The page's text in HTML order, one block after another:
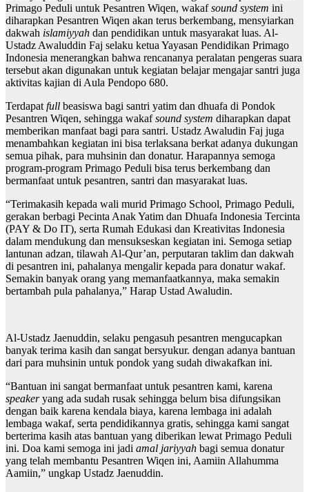
Primago Peduli untuk Pesantren Wiqen, wakafsound system ini
diharapkan Pesantren Wiqen akan terus berkembang, mensyiarkan
dakwah islamiyyah dan pendidikan untuk masyarakat luas. Al-
Ustadz Awaluddin Faj selaku ketua Yayasan Pendidikan Primago
Indonesia menerangkan bahwa rencananya peralatan pengeras suara
tersebut akan digunakan untuk kegiatan belajar mengajar santri juga
aktivitas kajian di Aula Pendopo 680.
Terdapat full beasiswa bagi santri yatim dan dhuafa di Pondok
Pesantren Wiqen, sehingga wakafsound system diharapkan dapat
memberikan manfaat bagi para santri. Ustadz Awaludin Faj juga
menambahkan kegiatan ini bisa terlaksana berkat adanya dukungan
semua pihak, para muhsinin dan donatur. Harapannya semoga
program-program Primago Peduli bisa terus berkembang dan
bermanfaat untuk pesantren, santri dan masyarakat luas.
“Terimakasih kepada wali murid Primago School, Primago Peduli,
gerakan berbagi Pecinta Anak Yatim dan Dhuafa Indonesia Tercinta
(PAY & Do IT), serta Rumah Edukasi dan Kreativitas Indonesia
dalam mendukung dan mensukseskan kegiatan ini. Semoga setiap
lantunan adzan, tilawah Al-Qur’an, perputaran taklim dan dakwah
di pesantren ini, pahalanya mengalir kepada para donatur wakaf.
Semakin banyak orang yang memanfaatkannya, maka semakin
bertambah pula pahalanya,” Harap Ustad Awaludin.
Al-Ustadz Jaenuddin, selaku pengasuh pesantren mengucapkan
banyak terima kasih dan sangat bersyukur. dengan adanya bantuan
dari para muhsinin untuk pondok yang sudah diwakafkan ini.
“Bantuan ini sangat bermanfaat untuk pesantren kami, karena
speakeryang ada sudah rusak sehingga belum bisa difungsikan
dengan baik karena kendala biaya, karena lembaga ini adalah
lembaga wakaf, serta pendidikannya gratis, sehingga kami sangat
berterima kasih atas bantuan yang diberikan lewat Primago Peduli
ini. Doa kami semoga ini jadi amal jariyyah bagi semua donatur
yang telah membantu Pesantren Wiqen ini, Aamiin Allahumma
Aamiin,” ungkap Ustadz Jaenuddin.